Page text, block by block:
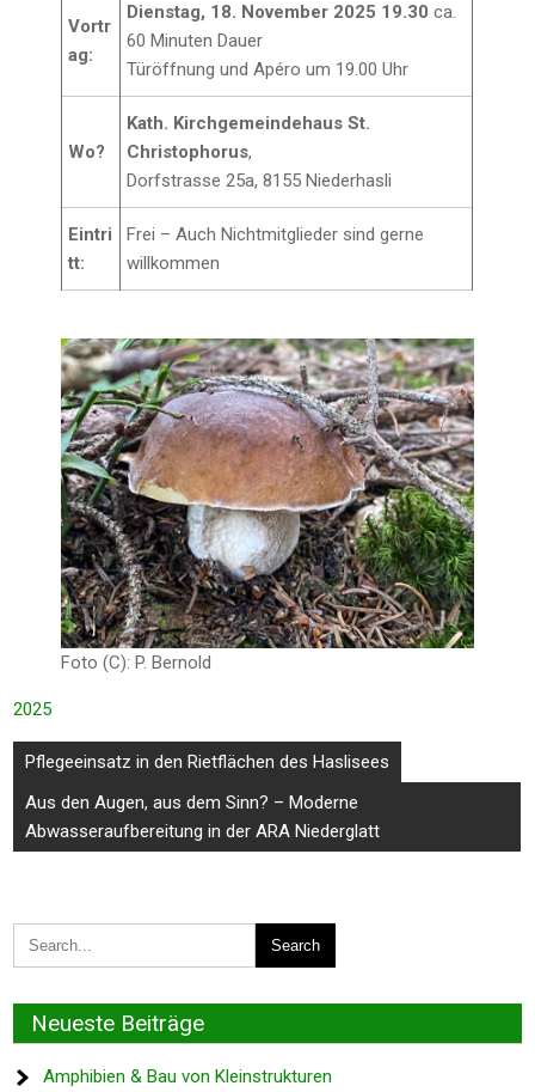
Vortr
ag:
Dienstag, 18. November 2025 19.30 ca.
60 Minuten Dauer
Türöffnung und Apéro um 19.00 Uhr
Wo?
Kath. Kirchgemeindehaus St.
Christophorus,
Dorfstrasse 25a, 8155 Niederhasli
Eintri
tt:
Frei – Auch Nichtmitglieder sind gerne
willkommen
Foto (C): P. Bernold
2025
Beitragsnavigation
Pflegeeinsatz in den Rietflächen des Haslisees
Aus den Augen, aus dem Sinn? – Moderne
Abwasseraufbereitung in der ARA Niederglatt
Neueste Beiträge
Amphibien & Bau von Kleinstrukturen